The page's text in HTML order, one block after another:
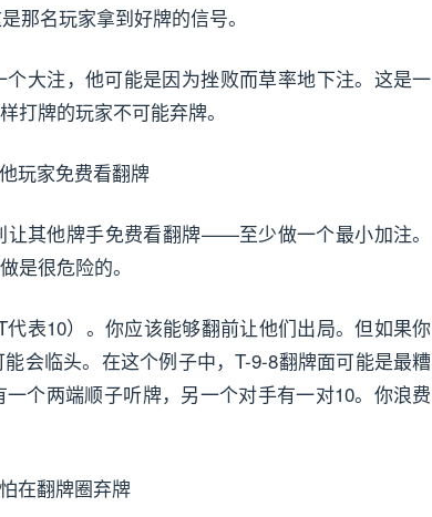
那名玩家拿到好牌的信号。
大注，他可能是因为挫败而草率地下注。这是一
牌的玩家不可能弃牌。
玩家免费看翻牌
其他牌手免费看翻牌——至少做一个最小加注。
是很危险的。
表10）。你应该能够翻前让他们出局。但如果你
会临头。在这个例子中，T-9-8翻牌面可能是最糟
个两端顺子听牌，另一个对手有一对10。你浪费
在翻牌圈弃牌